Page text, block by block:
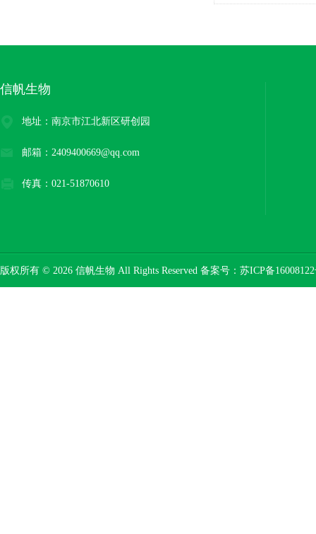
信帆生物
地址：南京市江北新区研创园
邮箱：2409400669@qq.com
传真：021-51870610
版权所有 © 2026 信帆生物 All Rights Reserved 备案号： 苏ICP备